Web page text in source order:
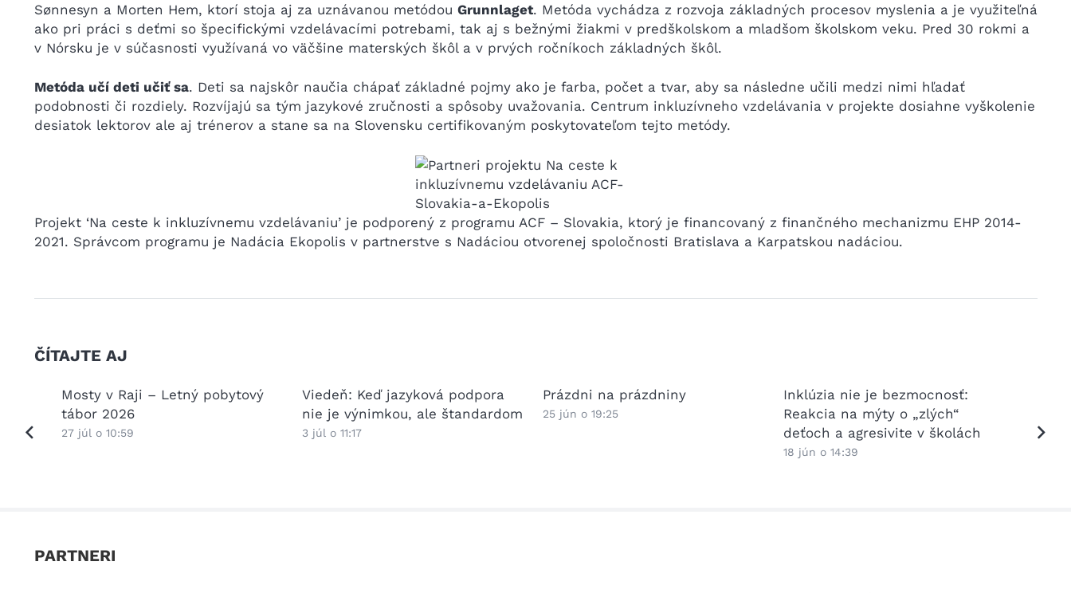
Sønnesyn a Morten Hem, ktorí stoja aj za uznávanou metódou Grunnlaget. Metóda vychádza z rozvoja základných procesov myslenia a je využiteľná
ako pri práci s deťmi so špecifickými vzdelávacími potrebami, tak aj s bežnými žiakmi v predškolskom a mladšom školskom veku. Pred 30 rokmi a
v Nórsku je v súčasnosti využívaná vo väčšine materských škôl a v prvých ročníkoch základných škôl.
Metóda učí deti učiť sa. Deti sa najskôr naučia chápať základné pojmy ako je farba, počet a tvar, aby sa následne učili medzi nimi hľadať
podobnosti či rozdiely. Rozvíjajú sa tým jazykové zručnosti a spôsoby uvažovania. Centrum inkluzívneho vzdelávania v projekte dosiahne vyškolenie
desiatok lektorov ale aj trénerov a stane sa na Slovensku certifikovaným poskytovateľom tejto metódy.
Projekt ‘Na ceste k inkluzívnemu vzdelávaniu’ je podporený z programu ACF – Slovakia, ktorý je financovaný z finančného mechanizmu EHP 2014-
2021. Správcom programu je Nadácia Ekopolis v partnerstve s Nadáciou otvorenej spoločnosti Bratislava a Karpatskou nadáciou.
ČÍTAJTE AJ
Mosty v Raji – Letný pobytový
tábor 2026
27 júl o 10:59
Viedeň: Keď jazyková podpora
nie je výnimkou, ale štandardom
3 júl o 11:17
Prázdni na prázdniny
25 jún o 19:25
Inklúzia nie je bezmocnosť:
Reakcia na mýty o „zlých“
deťoch a agresivite v školách
18 jún o 14:39
PARTNERI